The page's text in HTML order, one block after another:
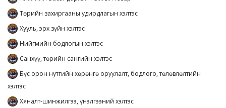
Төрийн захиргааны удирдлагын хэлтэс
Хууль, эрх зүйн хэлтэс
Нийгмийн бодлогын хэлтэс
Санхүү, төрийн сангийн хэлтэс
Бүс орон нутгийн хөрөнгө оруулалт, бодлого, төлөвлөлтийн
хэлтэс
Хяналт-шинжилгээ, үнэлгээний хэлтэс